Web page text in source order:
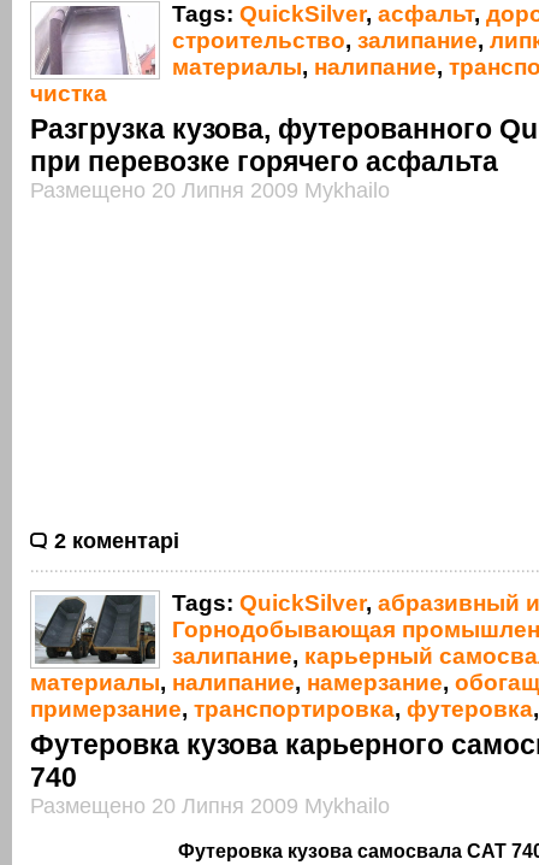
Tags: QuickSilver, асфальт,
строительство, залипание,
материалы, налипание,
чистка
Разгрузка кузова, футерованного
при перевозке горячего асфальта
Размещено 20 Липня 2009 Mykhailo
2 коментарі
Tags: QuickSilver, абразивный
Горнодобывающая
залипание, карьерный
материалы, налипание, намерзание,
примерзание, транспортировка, футеровка
Футеровка кузова карьерного
740
Размещено 20 Липня 2009 Mykhailo
Футеровка кузова самосвала CAT